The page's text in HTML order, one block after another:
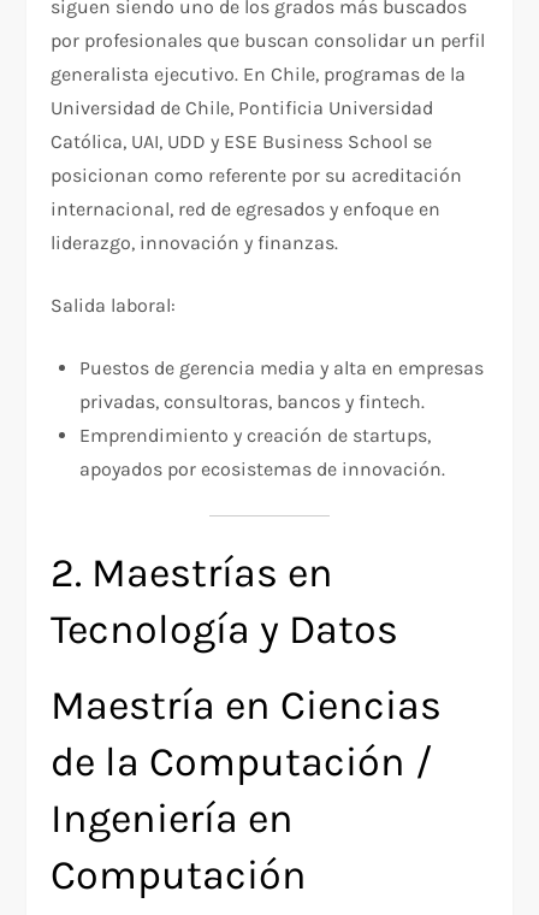
siguen siendo uno de los grados más buscados
por profesionales que buscan consolidar un perfil
generalista ejecutivo. En Chile, programas de la
Universidad de Chile, Pontificia Universidad
Católica, UAI, UDD y ESE Business School se
posicionan como referente por su acreditación
internacional, red de egresados y enfoque en
liderazgo, innovación y finanzas.
Salida laboral:
Puestos de gerencia media y alta en empresas
privadas, consultoras, bancos y fintech.
Emprendimiento y creación de startups,
apoyados por ecosistemas de innovación.
2. Maestrías en
Tecnología y Datos
Maestría en Ciencias
de la Computación /
Ingeniería en
Computación